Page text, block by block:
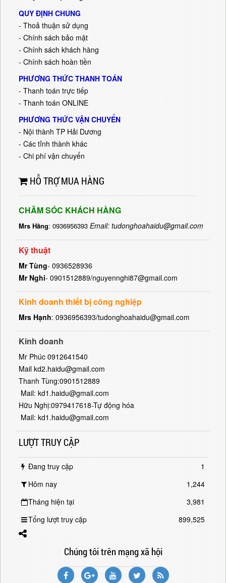
QUY ĐỊNH CHUNG
- Thoả thuận sử dụng
- Chính sách bảo mật
- Chính sách khách hàng
- Chính sách hoàn tiền
PHƯƠNG THỨC THANH TOÁN
- Thanh toán trực tiếp
- Thanh toán ONLINE
PHƯƠNG THỨC VẬN CHUYỂN
- Nội thành TP Hải Dương
- Các tỉnh thành khác
- Chi phí vận chuyển
HỖ TRỢ MUA HÀNG
CHĂM SÓC KHÁCH HÀNG
Mrs Hằng: 0936956393 Email: tudonghoahaidu@gmail.com
Kỹ thuật
Mr Tùng- 0936528936
Mr Nghi- 0901512889/nguyennghi87@gmail.com
Kinh doanh thiết bị công nghiệp
Mrs Hạnh: 0936956393/tudonghoahaidu@gmail.com
Kinh doanh
Mr Phúc 0912641540
Mail kd2.haidu@gmail.com
Thanh Tùng:0901512889
Mail: kd1.haidu@gmail.com
Hữu Nghị:0979417618-Tự động hóa
Mail: kd1.haidu@gmail.com
LƯỢT TRUY CẬP
Đang truy cập
1
Hôm nay
1,244
Tháng hiện tại
3,981
Tổng lượt truy cập
899,525
Chúng tôi trên mạng xã hội